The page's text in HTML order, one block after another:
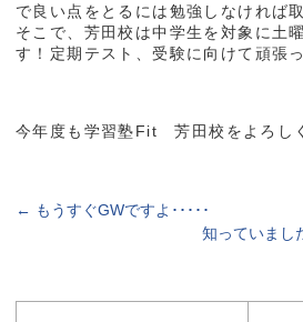
で良い点をとるには勉強しなければ
そこで、芳田校は中学生を対象に土
す！定期テスト、受験に向けて頑張
今年度も学習塾Fit 芳田校をよろし
← もうすぐGWですよ･････
知っていまし